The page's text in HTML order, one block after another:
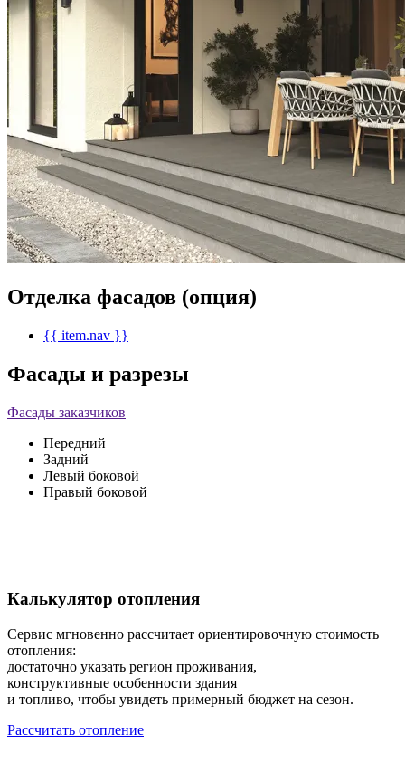
Отделка фасадов (опция)
{{ item.nav }}
Фасады и разрезы
Фасады заказчиков
Передний
Задний
Левый боковой
Правый боковой
Калькулятор отопления
Сервис мгновенно рассчитает ориентировочную стоимость
отопления:
достаточно указать регион проживания,
конструктивные особенности здания
и топливо, чтобы увидеть примерный бюджет на сезон.
Рассчитать отопление